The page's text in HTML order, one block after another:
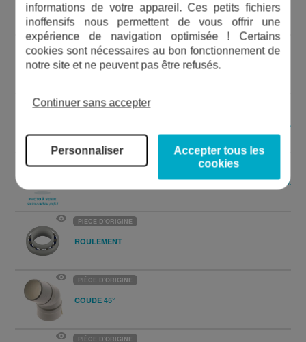
BROSSE MX10 SILVER (X4)
ASSEMBLAGE D'ENTRÉE MX10
PIÈCE D'ORIGINE
DISPOSITIF DE COMMANDE DE DIRECTION CÔTÉ A MX10 V.2
PIÈCE D'ORIGINE
DISPOSITIF DE COMMANDE DE DIRECTION CÔTÉ B MX10 V.2
ROULEMENT
PIÈCE D'ORIGINE
COUDE 45°
PIÈCE D'ORIGINE
PIÈCE D'ORIGINE
informations de votre appareil. Ces petits fichiers
inoffensifs nous permettent de vous offrir une
expérience de navigation optimisée ! Certains
cookies sont nécessaires au bon fonctionnement de
notre site et ne peuvent pas être refusés.
Continuer sans accepter
Personnaliser
Accepter tous les
cookies